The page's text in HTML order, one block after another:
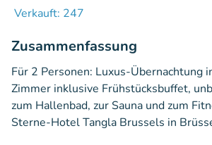
Verkauft: 247
Zusammenfassung
Für 2 Personen: Luxus-Übernachtung
Zimmer inklusive Frühstücksbuffet,
zum Hallenbad, zur Sauna und zum
Sterne-Hotel Tangla Brussels in